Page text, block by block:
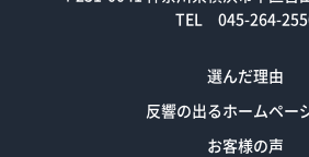
TEL 045-264-
選んだ理由
反響の出るホームペー
お客様の声